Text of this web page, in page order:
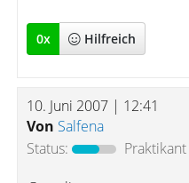
0x Hilfreich
10. Juni 2007 | 12:41
Von Salfena
Status:
Praktikant